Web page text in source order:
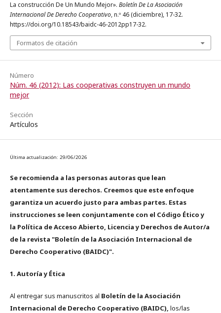
La construcción De Un Mundo Mejor». Boletín De La Asociación
Internacional De Derecho Cooperativo, n.º 46 (diciembre), 17-32.
https://doi.org/10.18543/baidc-46-2012pp17-32.
Formatos de citación
Número
Núm. 46 (2012): Las cooperativas construyen un mundo
mejor
Sección
Artículos
Última actualización: 29/06/2026
Se recomienda a las personas autoras que lean
atentamente sus derechos. Creemos que este enfoque
garantiza un acuerdo justo para ambas partes. Estas
instrucciones se leen conjuntamente con el Código Ético y
la Política de Acceso Abierto, Licencia y Derechos de Autor/a
de la revista "Boletín de la Asociación Internacional de
Derecho Cooperativo (BAIDC)".
1. Autoría y Ética
Al entregar sus manuscritos al Boletín de la Asociación
Internacional de Derecho Cooperativo (BAIDC), los/las